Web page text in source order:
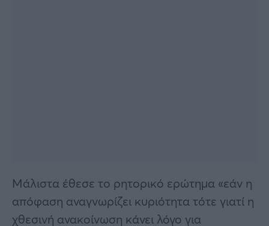
Μάλιστα έθεσε το ρητορικό ερώτημα «εάν η
απόφαση αναγνωρίζει κυριότητα τότε γιατί η
χθεσινή ανακοίνωση κάνει λόγο για